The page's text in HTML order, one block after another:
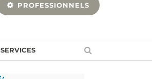
PROFESSIONNELS
SERVICES